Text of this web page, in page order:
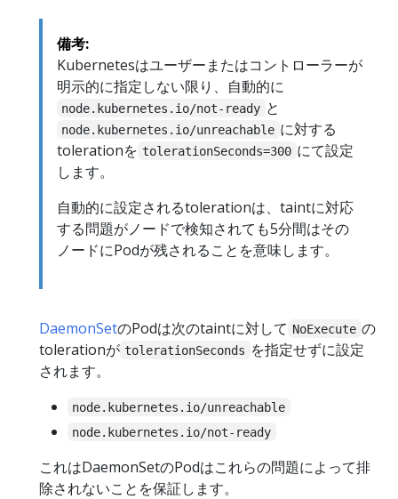
備考:
Kubernetesはユーザーまたはコントローラーが
明示的に指定しない限り、自動的に
node.kubernetes.io/not-ready と
node.kubernetes.io/unreachable に対する
tolerationを tolerationSeconds=300 にて設定
します。
自動的に設定されるtolerationは、taintに対応
する問題がノードで検知されても5分間はその
ノードにPodが残されることを意味します。
DaemonSetのPodは次のtaintに対して NoExecute の
tolerationが tolerationSeconds を指定せずに設定
されます。
node.kubernetes.io/unreachable
node.kubernetes.io/not-ready
これはDaemonSetのPodはこれらの問題によって排
除されないことを保証します。